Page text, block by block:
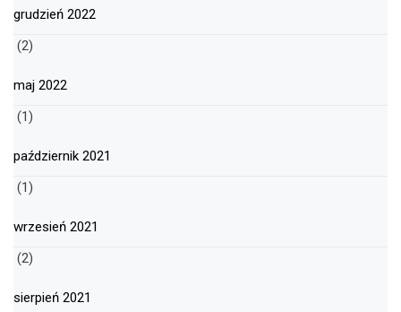
grudzień 2022
(2)
maj 2022
(1)
październik 2021
(1)
wrzesień 2021
(2)
sierpień 2021